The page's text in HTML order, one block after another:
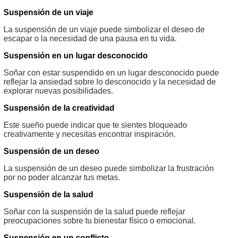
Suspensión de un viaje
La suspensión de un viaje puede simbolizar el deseo de
escapar o la necesidad de una pausa en tu vida.
Suspensión en un lugar desconocido
Soñar con estar suspendido en un lugar desconocido puede
reflejar la ansiedad sobre lo desconocido y la necesidad de
explorar nuevas posibilidades.
Suspensión de la creatividad
Este sueño puede indicar que te sientes bloqueado
creativamente y necesitas encontrar inspiración.
Suspensión de un deseo
La suspensión de un deseo puede simbolizar la frustración
por no poder alcanzar tus metas.
Suspensión de la salud
Soñar con la suspensión de la salud puede reflejar
preocupaciones sobre tu bienestar físico o emocional.